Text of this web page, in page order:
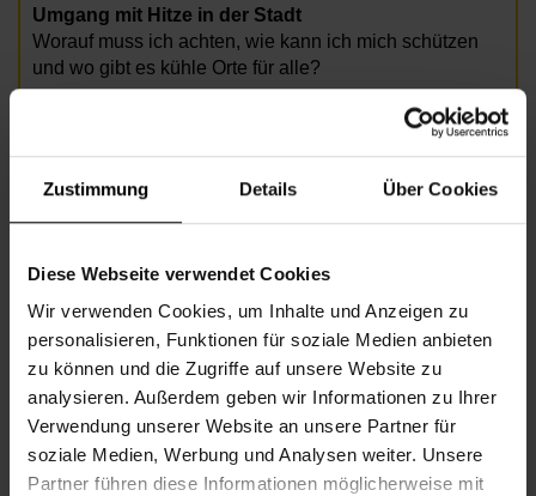
Zustimmung Details Über Cookies
Diese Webseite verwendet Cookies
Wir verwenden Cookies, um Inhalte und Anzeigen zu
personalisieren, Funktionen für soziale Medien anbieten
zu können und die Zugriffe auf unsere Website zu
analysieren. Außerdem geben wir Informationen zu Ihrer
Verwendung unserer Website an unsere Partner für
soziale Medien, Werbung und Analysen weiter. Unsere
Partner führen diese Informationen möglicherweise mit
Umgang mit Hitze in der Stadt
Worauf muss ich achten, wie kann ich mich schützen
und wo gibt es kühle Orte für alle?
Fotocredit: Fotolia/Team5
Informationen zur Veranstaltung
Beginn Donnerstag, 25.06.2026,11.15 -
12.00
Veranstalter Nachbarschaftszentrum 16